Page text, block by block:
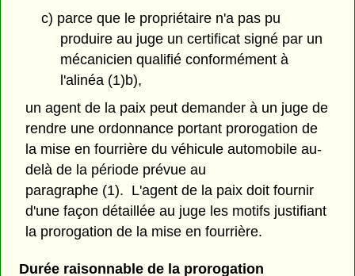
c) parce que le propriétaire n'a pas pu
produire au juge un certificat signé par un
mécanicien qualifié conformément à
l'alinéa (1)b),
un agent de la paix peut demander à un juge de
rendre une ordonnance portant prorogation de
la mise en fourrière du véhicule automobile au-
delà de la période prévue au
paragraphe (1). L'agent de la paix doit fournir
d'une façon détaillée au juge les motifs justifiant
la prorogation de la mise en fourrière.
Durée raisonnable de la prorogation